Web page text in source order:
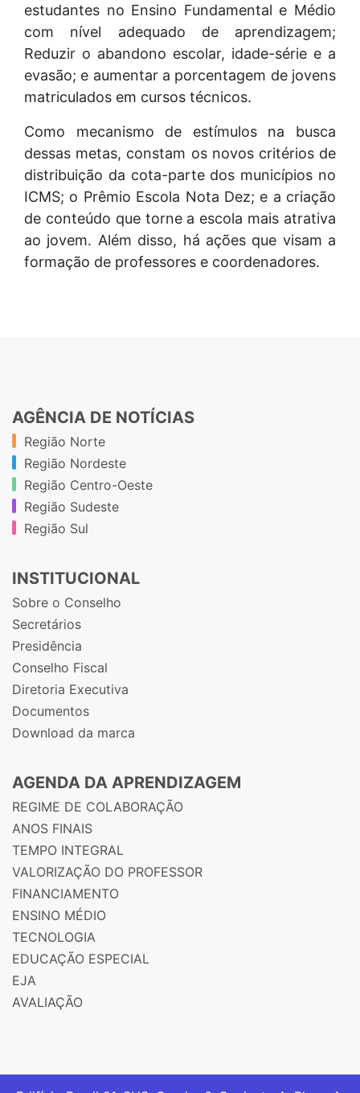
estudantes no Ensino Fundamental e Médio
com nível adequado de aprendizagem;
Reduzir o abandono escolar, idade-série e a
evasão; e aumentar a porcentagem de jovens
matriculados em cursos técnicos.
Como mecanismo de estímulos na busca
dessas metas, constam os novos critérios de
distribuição da cota-parte dos municípios no
ICMS; o Prêmio Escola Nota Dez; e a criação
de conteúdo que torne a escola mais atrativa
ao jovem. Além disso, há ações que visam a
formação de professores e coordenadores.
AGÊNCIA DE NOTÍCIAS
Região Norte
Região Nordeste
Região Centro-Oeste
Região Sudeste
Região Sul
INSTITUCIONAL
Sobre o Conselho
Secretários
Presidência
Conselho Fiscal
Diretoria Executiva
Documentos
Download da marca
AGENDA DA APRENDIZAGEM
REGIME DE COLABORAÇÃO
ANOS FINAIS
TEMPO INTEGRAL
VALORIZAÇÃO DO PROFESSOR
FINANCIAMENTO
ENSINO MÉDIO
TECNOLOGIA
EDUCAÇÃO ESPECIAL
EJA
AVALIAÇÃO